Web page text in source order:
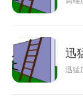
迅
迅猛